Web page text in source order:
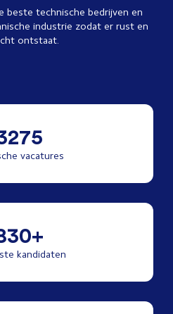
beste technische bedrijven en
industrie zodat er rust en
ontstaat.
vacatures
kandidaten